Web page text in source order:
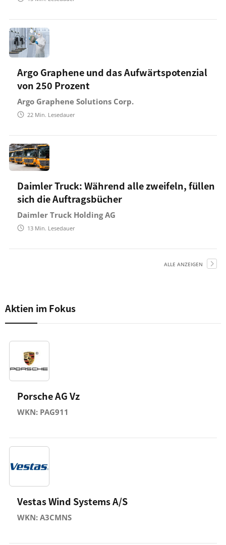
Argo Graphene und das Aufwärtspotenzial
von 250 Prozent
Argo Graphene Solutions Corp.
22 Min. Lesedauer
Daimler Truck: Während alle zweifeln, füllen
sich die Auftragsbücher
Daimler Truck Holding AG
13 Min. Lesedauer
ALLE ANZEIGEN
Aktien im Fokus
Porsche AG Vz
WKN: PAG911
Vestas Wind Systems A/S
WKN: A3CMNS